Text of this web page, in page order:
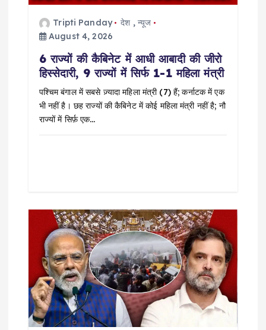
t
Tripti Panday देश , न्यूज
August 4, 2026
6 राज्यों की कैबिनेट में आधी आबादी की जीरो
हिस्सेदारी, 9 राज्यों में सिर्फ 1-1 महिला मंत्री
पश्चिम बंगाल में सबसे ज़्यादा महिला मंत्री (7) हैं; कर्नाटक में एक
भी नहीं है। छह राज्यों की कैबिनेट में कोई महिला मंत्री नहीं है; नौ
राज्यों में सिर्फ़ एक…